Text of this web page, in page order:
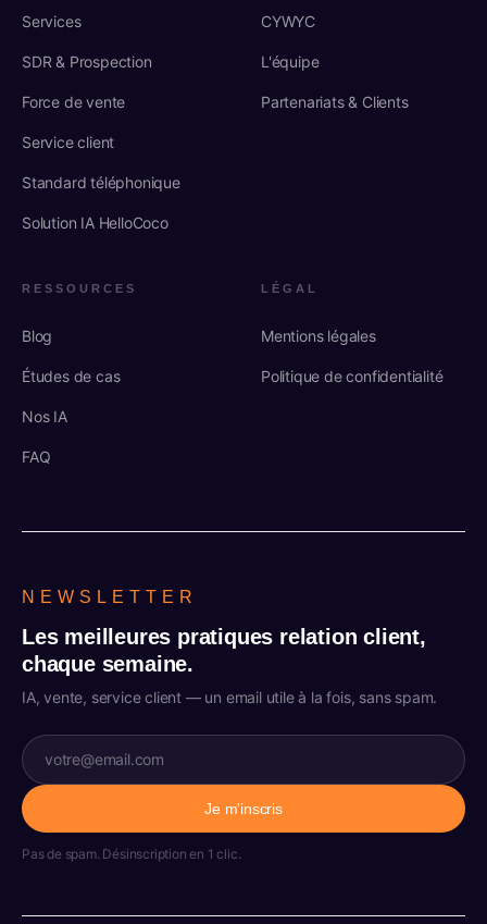
Services
SDR & Prospection
Force de vente
Service client
Standard téléphonique
Solution IA HelloCoco
CYWYC
L'équipe
Partenariats & Clients
RESSOURCES
Blog
Études de cas
Nos IA
FAQ
LÉGAL
Mentions légales
Politique de confidentialité
NEWSLETTER
Les meilleures pratiques relation client,
chaque semaine.
IA, vente, service client — un email utile à la fois, sans spam.
Je m'inscris
Pas de spam. Désinscription en 1 clic.